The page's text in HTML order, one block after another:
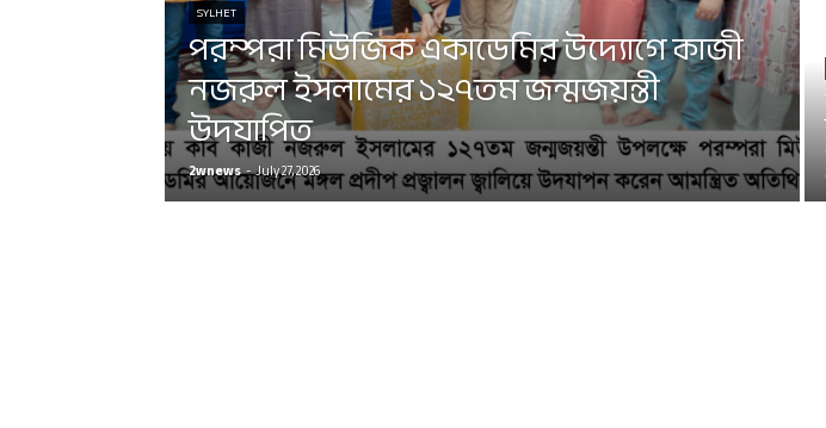
SYLHET
পরম্পরা মিউজিক একাডেমির উদ্যোগে কাজী
নজরুল ইসলামের ১২৭তম জন্মজয়ন্তী
উদযাপিত
2wnews-July 27, 2026